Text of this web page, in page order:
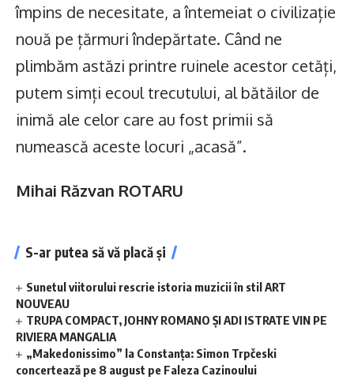
împins de necesitate, a întemeiat o civilizație
nouă pe țărmuri îndepărtate. Când ne
plimbăm astăzi printre ruinele acestor cetăți,
putem simți ecoul trecutului, al bătăilor de
inimă ale celor care au fost primii să
numească aceste locuri „acasă”.
Mihai Răzvan ROTARU
S-ar putea să vă placă și
Sunetul viitorului rescrie istoria muzicii în stil ART
NOUVEAU
TRUPA COMPACT, JOHNY ROMANO ȘI ADI ISTRATE VIN PE
RIVIERA MANGALIA
„Makedonissimo” la Constanța: Simon Trpčeski
concertează pe 8 august pe Faleza Cazinoului